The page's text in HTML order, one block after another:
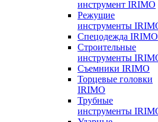
инструмент IRIMO
Режущие
инструменты
Спецодежда IRIMO
Строительные
инструменты
Съемники IRIMO
Торцевые головки
IRIMO
Трубные
инструменты